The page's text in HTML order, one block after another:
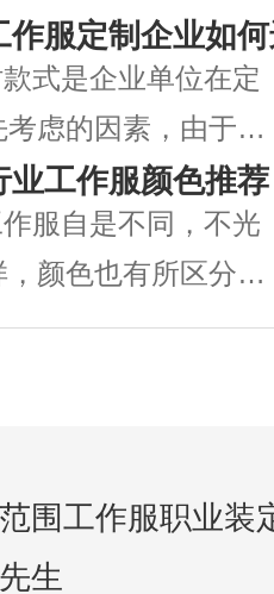
法的话，在上班生
。下面就介绍几种常
： 咖啡渍 上班
者上班时间都会有
作服定制企业如
式是企业单位在定
虑的因素，由于工
款式的好坏直接关
，同时也对员工的衣
响。款式新颖，出
提升企业的品牌形
业工作服颜色推
服自是不同，不光
颜色也有所区分，
白色，环卫工人定
围工作服职业装
生